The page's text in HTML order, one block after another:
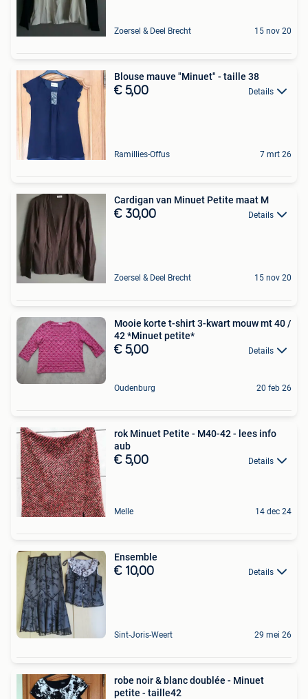
Zoersel & Deel Brecht 15 nov 20
Blouse mauve "Minuet" - taille 38
€ 5,00 Details
Ramillies-Offus 7 mrt 26
Cardigan van Minuet Petite maat M
€ 30,00 Details
Zoersel & Deel Brecht 15 nov 20
Mooie korte t-shirt 3-kwart mouw mt 40 /
42 *Minuet petite*
€ 5,00 Details
Oudenburg 20 feb 26
rok Minuet Petite - M40-42 - lees info
aub
€ 5,00 Details
Melle 14 dec 24
Ensemble
€ 10,00 Details
Sint-Joris-Weert 29 mei 26
robe noir & blanc doublée - Minuet
petite - taille42